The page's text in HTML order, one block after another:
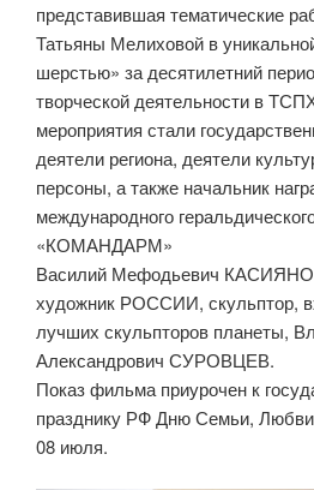
представившая тематические
Татьяны Мелиховой в
шерстью» за десятилетний
творческой деятельности в
мероприятия стали
деятели региона, деятели
персоны, а также начальник
международного
«КОМАНДАРМ»
Василий Мефодьевич
художник РОССИИ, скульптор,
лучших скульпторов планеты,
Александрович СУРОВЦЕВ.
Показ фильма приурочен к
празднику РФ Дню Семьи,
08 июля.